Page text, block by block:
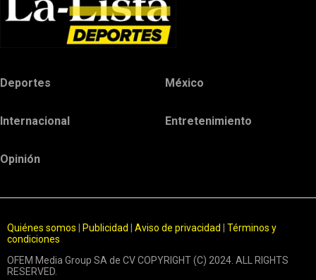
Deportes México
Internacional Entretenimiento
Opinión
Quiénes somos | Publicidad | Aviso de privacidad | Términos y
condiciones
OFEM Media Group SA de CV COPYRIGHT (C) 2024. ALL RIGHTS
RESERVED.